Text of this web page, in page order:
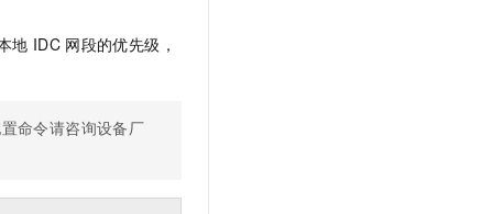
地 IDC 网段的优先级，
命令请咨询设备厂